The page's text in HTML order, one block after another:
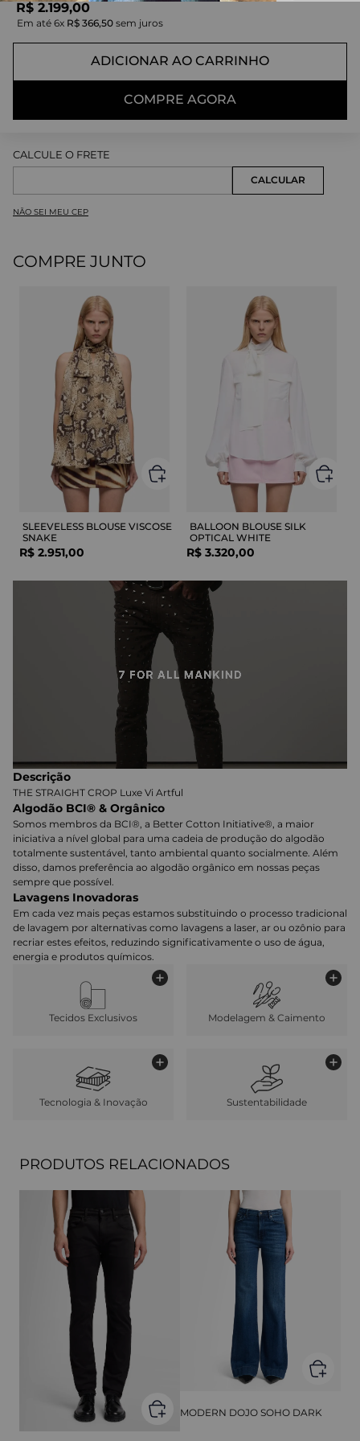
R$ 2.199,00
Em até 6x R$ 366,50 sem juros
ADICIONAR AO CARRINHO
COMPRE AGORA
NÃO SEI MEU CEP
COMPRE JUNTO
SLEEVELESS BLOUSE VISCOSE
SNAKE
R$ 2.951,00
BALLOON BLOUSE SILK
OPTICAL WHITE
R$ 3.320,00
Descrição
THE STRAIGHT CROP Luxe Vi Artful
Algodão BCI® & Orgânico
Somos membros da BCI®, a Better Cotton Initiative®, a maior
iniciativa a nível global para uma cadeia de produção do algodão
totalmente sustentável, tanto ambiental quanto socialmente. Além
disso, damos preferência ao algodão orgânico em nossas peças
sempre que possível.
Lavagens Inovadoras
Em cada vez mais peças estamos substituindo o processo tradicional
de lavagem por alternativas como lavagens a laser, ar ou ozônio para
recriar estes efeitos, reduzindo significativamente o uso de água,
energia e produtos químicos.
Tecidos Exclusivos Modelagem & Caimento
Tecnologia & Inovação Sustentabilidade
PRODUTOS RELACIONADOS
MODERN DOJO SOHO DARK